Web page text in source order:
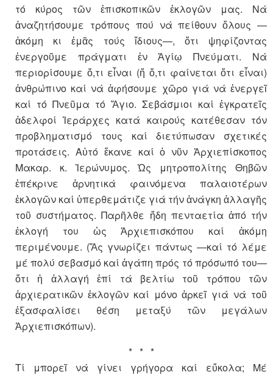
τό κύρος τῶν ἐπισκοπικῶν ἐκλογῶν μας. Νά
ἀναζητήσουμε τρόπους πού νά πείθουν ὅλους —
ἀκόμη κι ἐμᾶς τούς ἴδιους—, ὅτι ψηφίζοντας
ἐνεργοῦμε πράγματι ἐν Ἁγίῳ Πνεύματι. Νά
περιορίσουμε ὅ,τι εἶναι (ἤ ὅ,τι φαίνεται ὅτι εἶναι)
ἀνθρώπινο καί νά ἀφήσουμε χῶρο γιά νά ἐνεργεῖ
καί τό Πνεῦμα τό Ἅγιο. Σεβάσμιοι καί ἐγκρατεῖς
ἀδελφοί Ἱεράρχες κατά καιρούς κατέθεσαν τόν
προβληματισμό τους καί διετύπωσαν σχετικές
προτάσεις. Αὐτό ἔκανε καί ὁ νῦν Ἀρχιεπίσκοπος
Μακαρ. κ. Ἱερώνυμος. Ὡς μητροπολίτης Θηβῶν
ἐπέκρινε ἀρνητικά φαινόμενα παλαιοτέρων
ἐκλογῶν καί ὑπερθεμάτιζε γιά τήν ἀνάγκη ἀλλαγῆς
τοῦ συστήματος. Παρῆλθε ἤδη πενταετία ἀπό τήν
ἐκλογή του ὡς Ἀρχιεπισκόπου καί ἀκόμη
περιμένουμε. (Ἄς γνωρίζει πάντως —καί τό λέμε
μέ πολύ σεβασμό καί ἀγάπη πρός τό πρόσωπό του—
ὅτι ἡ ἀλλαγή ἐπί τά βελτίω τοῦ τρόπου τῶν
ἀρχιερατικῶν ἐκλογῶν καί μόνο ἀρκεῖ γιά νά τοῦ
ἐξασφαλίσει θέση μεταξύ τῶν μεγάλων
Ἀρχιεπισκόπων).
* * *
Τί μπορεῖ νά γίνει γρήγορα καί εὔκολα; Μέ